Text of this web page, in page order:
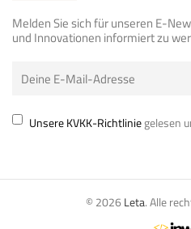
Melden Sie sich für unseren E-
und Innovationen informiert zu
Unsere KVKK-Richtliniegelesen
© 2026 Leta. Alle